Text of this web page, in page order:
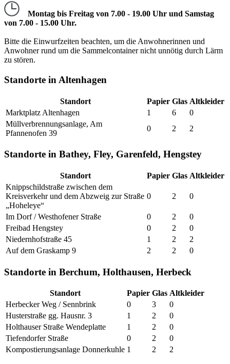
Montag bis Freitag von 7.00 - 19.00 Uhr und Samstag
von 7.00 - 15.00 Uhr.
Bitte die Einwurfzeiten beachten, um die Anwohnerinnen und
Anwohner rund um die Sammelcontainer nicht unnötig durch Lärm
zu stören.
Standorte in Altenhagen
Standort Papier Glas Altkleider
Marktplatz Altenhagen
1 6
0
Müllverbrennungsanlage, Am
Pfannenofen 39
0 2 2
Standorte in Bathey, Fley, Garenfeld, Hengstey
Standort Papier Glas Altkleider
Knippschildstraße zwischen dem
Kreisverkehr und dem Abzweig zur Straße
„Hoheleye“
0 2 0
Im Dorf / Westhofener Straße 0 2
0
Freibad Hengstey
0 2
0
Niedernhofstraße 45
1 2
2
Auf dem Graskamp 9
2 2 0
Standorte in Berchum, Holthausen, Herbeck
Standort Papier Glas Altkleider
Herbecker Weg / Sennbrink
0 3
0
Husterstraße gg. Hausnr. 3
1 2
0
Holthauser Straße Wendeplatte
1 2
0
Tiefendorfer Straße
0 2
0
Kompostierungsanlage Donnerkuhle 1 2 2